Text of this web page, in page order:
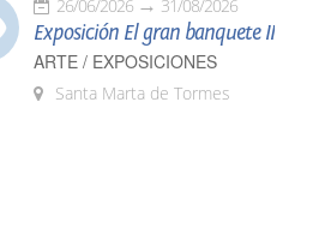
26/06/2026 31/08/2026
Exposición El gran banquete II
ARTE / EXPOSICIONES
Santa Marta de Tormes